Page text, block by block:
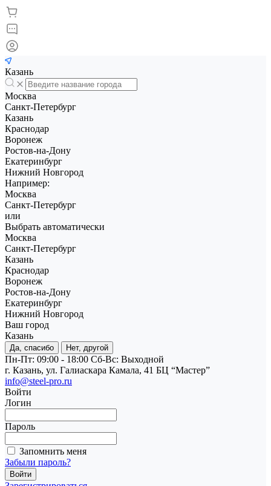
Казань
Москва
Санкт-Петербург
Казань
Краснодар
Воронеж
Ростов-на-Дону
Екатеринбург
Нижний Новгород
Например:
Москва
Санкт-Петербург
или
Выбрать автоматически
Москва
Санкт-Петербург
Казань
Краснодар
Воронеж
Ростов-на-Дону
Екатеринбург
Нижний Новгород
Ваш город
Казань
Да, спасибо Нет, другой
Пн-Пт: 09:00 - 18:00 Cб-Вс: Выходной
г. Казань, ул. Галиаскара Камала, 41 БЦ “Мастер”
info@steel-pro.ru
Войти
Логин
Пароль
Запомнить меня
Забыли пароль?